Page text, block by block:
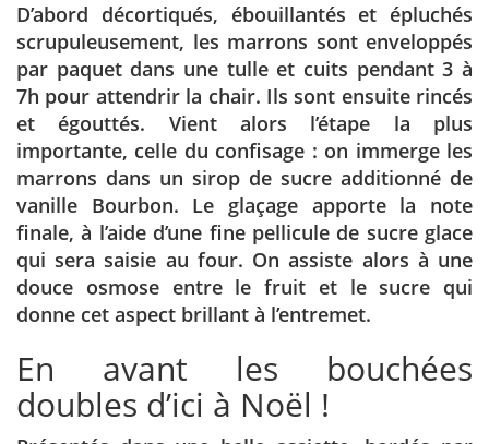
D’abord décortiqués, ébouillantés et épluchés
scrupuleusement, les marrons sont enveloppés
par paquet dans une tulle et cuits pendant 3 à
7h pour attendrir la chair. Ils sont ensuite rincés
et égouttés. Vient alors l’étape la plus
importante, celle du confisage : on immerge les
marrons dans un sirop de sucre additionné de
vanille Bourbon. Le glaçage apporte la note
finale, à l’aide d’une fine pellicule de sucre glace
qui sera saisie au four. On assiste alors à une
douce osmose entre le fruit et le sucre qui
donne cet aspect brillant à l’entremet.
En avant les bouchées
doubles d’ici à Noël !